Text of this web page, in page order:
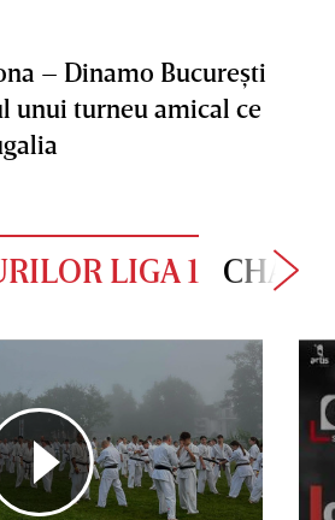
– Dinamo Bucureşti
unui turneu amical ce
LIGA 1